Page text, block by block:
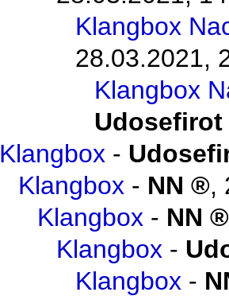
Klangbox
28.03.2021,
Klangbox
Udosefirot
Klangbox -
Klangbox - NN ,
Klangbox - NN
Klangbox -
Klangbox -